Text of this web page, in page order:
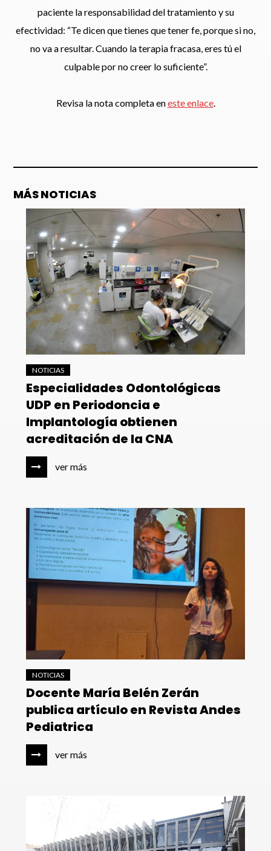
paciente la responsabilidad del tratamiento y su
efectividad: “Te dicen que tienes que tener fe, porque si no,
no va a resultar. Cuando la terapia fracasa, eres tú el
culpable por no creer lo suficiente”.
Revisa la nota completa eneste enlace.
MÁS NOTICIAS
NOTICIAS
Especialidades Odontológicas
UDP en Periodoncia e
Implantología obtienen
acreditación de la CNA
ver más
NOTICIAS
Docente María Belén Zerán
publica artículo en Revista Andes
Pediatrica
ver más